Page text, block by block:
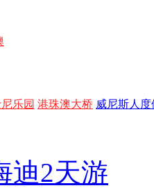
乐园 港珠澳大桥 威尼斯人度
迪2天游